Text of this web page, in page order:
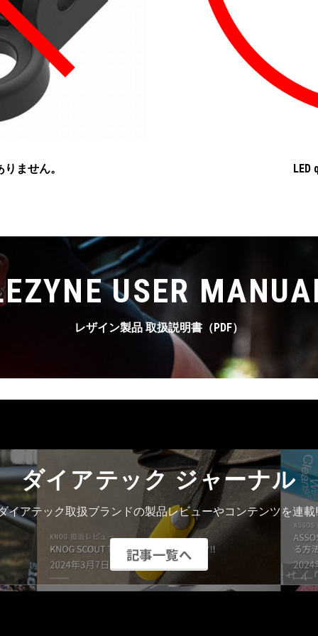
りません。 LED
USER
レザイン製品 取扱説明書（PDF）
ダイアテック ジャーナル
イアテック取扱ブランドの製品レビューやコンテンツを連載
記事一覧へ